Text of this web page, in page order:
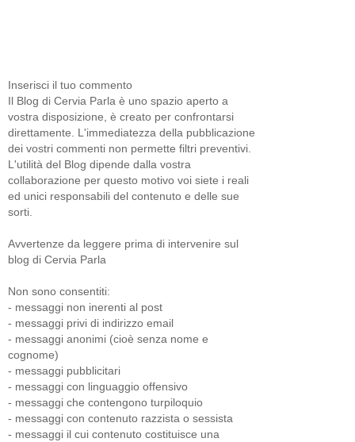
Inserisci il tuo commento
Il Blog di Cervia Parla è uno spazio aperto a
vostra disposizione, è creato per confrontarsi
direttamente. L'immediatezza della pubblicazione
dei vostri commenti non permette filtri preventivi.
L'utilità del Blog dipende dalla vostra
collaborazione per questo motivo voi siete i reali
ed unici responsabili del contenuto e delle sue
sorti.
Avvertenze da leggere prima di intervenire sul
blog di Cervia Parla
Non sono consentiti:
- messaggi non inerenti al post
- messaggi privi di indirizzo email
- messaggi anonimi (cioè senza nome e
cognome)
- messaggi pubblicitari
- messaggi con linguaggio offensivo
- messaggi che contengono turpiloquio
- messaggi con contenuto razzista o sessista
- messaggi il cui contenuto costituisce una